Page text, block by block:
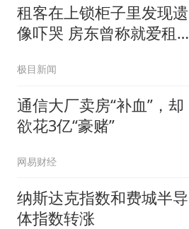
租客在上锁柜子里发现遗
像吓哭 房东曾称就爱租给
极目新闻
通信大厂卖房“补血”，却
欲花3亿“豪赌”
网易财经
纳斯达克指数和费城半导
体指数转涨